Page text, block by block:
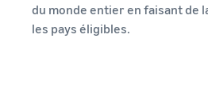
du monde entier en faisant de
les pays éligibles.